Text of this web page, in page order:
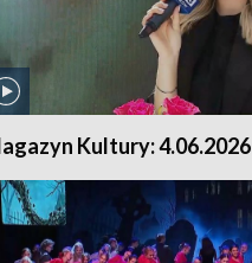
Kultury: 4.06.2026